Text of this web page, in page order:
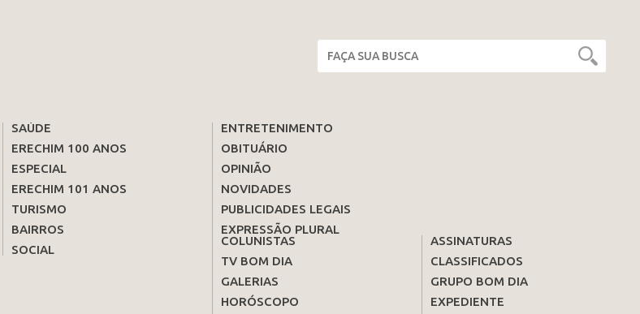
SAÚDE
ERECHIM 100 ANOS
ESPECIAL
ERECHIM 101 ANOS
TURISMO
BAIRROS
SOCIAL
ENTRETENIMENTO
OBITUÁRIO
OPINIÃO
NOVIDADES
PUBLICIDADES LEGAIS
EXPRESSÃO PLURAL
COLUNISTAS
TV BOM DIA
GALERIAS
HORÓSCOPO
ASSINATURAS
CLASSIFICADOS
GRUPO BOM DIA
EXPEDIENTE